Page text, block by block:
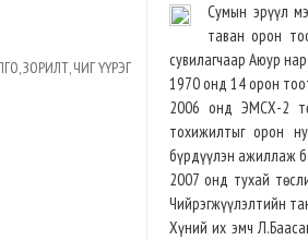
ЗОРИЛТ, ЧИГ ҮҮРЭГ
Сумын эрүүл
таван орон
сувилагчаар Аюур
1970 онд 14 орон
2006 онд ЭМСХ-2
тохижилтыг орон
бүрдүүлэн ажиллаж
2007 онд тухай
Чийрэгжүүлэлтийн
Хүний их эмч